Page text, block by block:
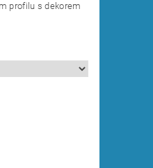
profilu s dekorem